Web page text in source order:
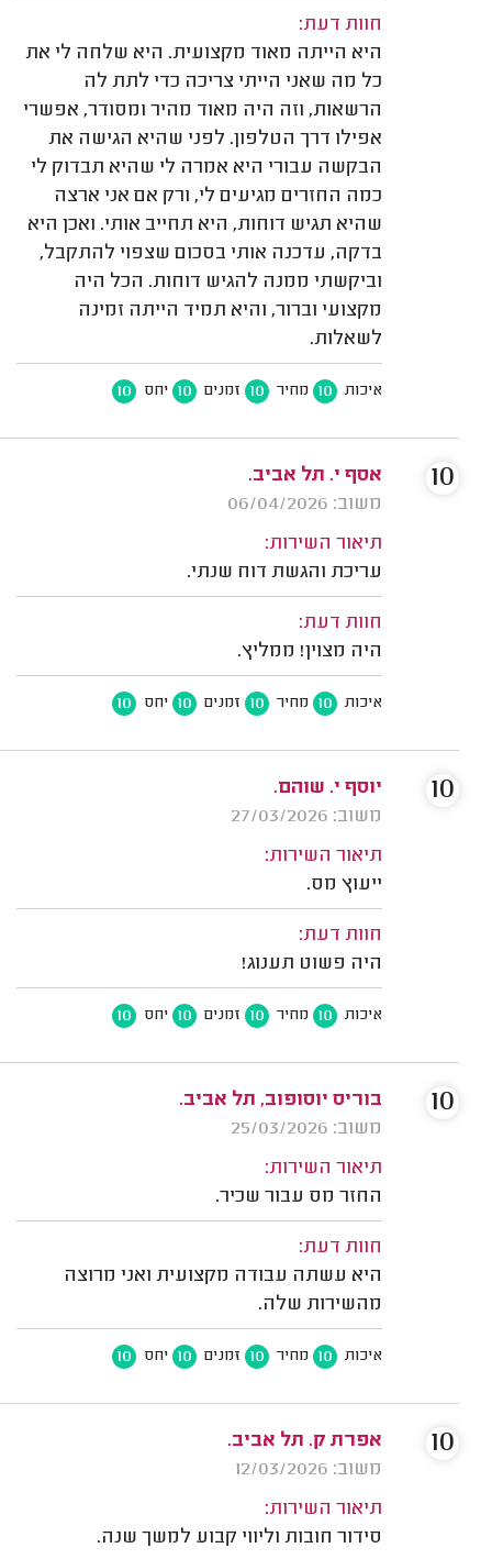
חוות דעת:
היא הייתה מאוד מקצועית. היא שלחה לי את
כל מה שאני הייתי צריכה כדי לתת לה
הרשאות, וזה היה מאוד מהיר ומסודר, אפשרי
אפילו דרך הטלפון. לפני שהיא הגישה את
הבקשה עבורי היא אמרה לי שהיא תבדוק לי
כמה החזרים מגיעים לי, ורק אם אני ארצה
שהיא תגיש דוחות, היא תחייב אותי. ואכן היא
בדקה, עדכנה אותי בסכום שצפוי להתקבל,
וביקשתי ממנה להגיש דוחות. הכל היה
מקצועי וברור, והיא תמיד הייתה זמינה
לשאלות.
איכות 10 מחיר 10 זמנים 10 יחס 10
אסף י. תל אביב.
משוב: 06/04/2026
תיאור השירות:
עריכת והגשת דוח שנתי.
חוות דעת:
היה מצוין! ממליץ.
איכות 10 מחיר 10 זמנים 10 יחס 10
10
יוסף י. שוהם.
משוב: 27/03/2026
תיאור השירות:
ייעוץ מס.
חוות דעת:
היה פשוט תענוג!
איכות 10 מחיר 10 זמנים 10 יחס 10
10
בוריס יוסופוב, תל אביב.
משוב: 25/03/2026
תיאור השירות:
החזר מס עבור שכיר.
חוות דעת:
היא עשתה עבודה מקצועית ואני מרוצה
מהשירות שלה.
איכות 10 מחיר 10 זמנים 10 יחס 10
10
אפרת ק. תל אביב.
משוב: 12/03/2026
תיאור השירות:
סידור חובות וליווי קבוע למשך שנה.
10